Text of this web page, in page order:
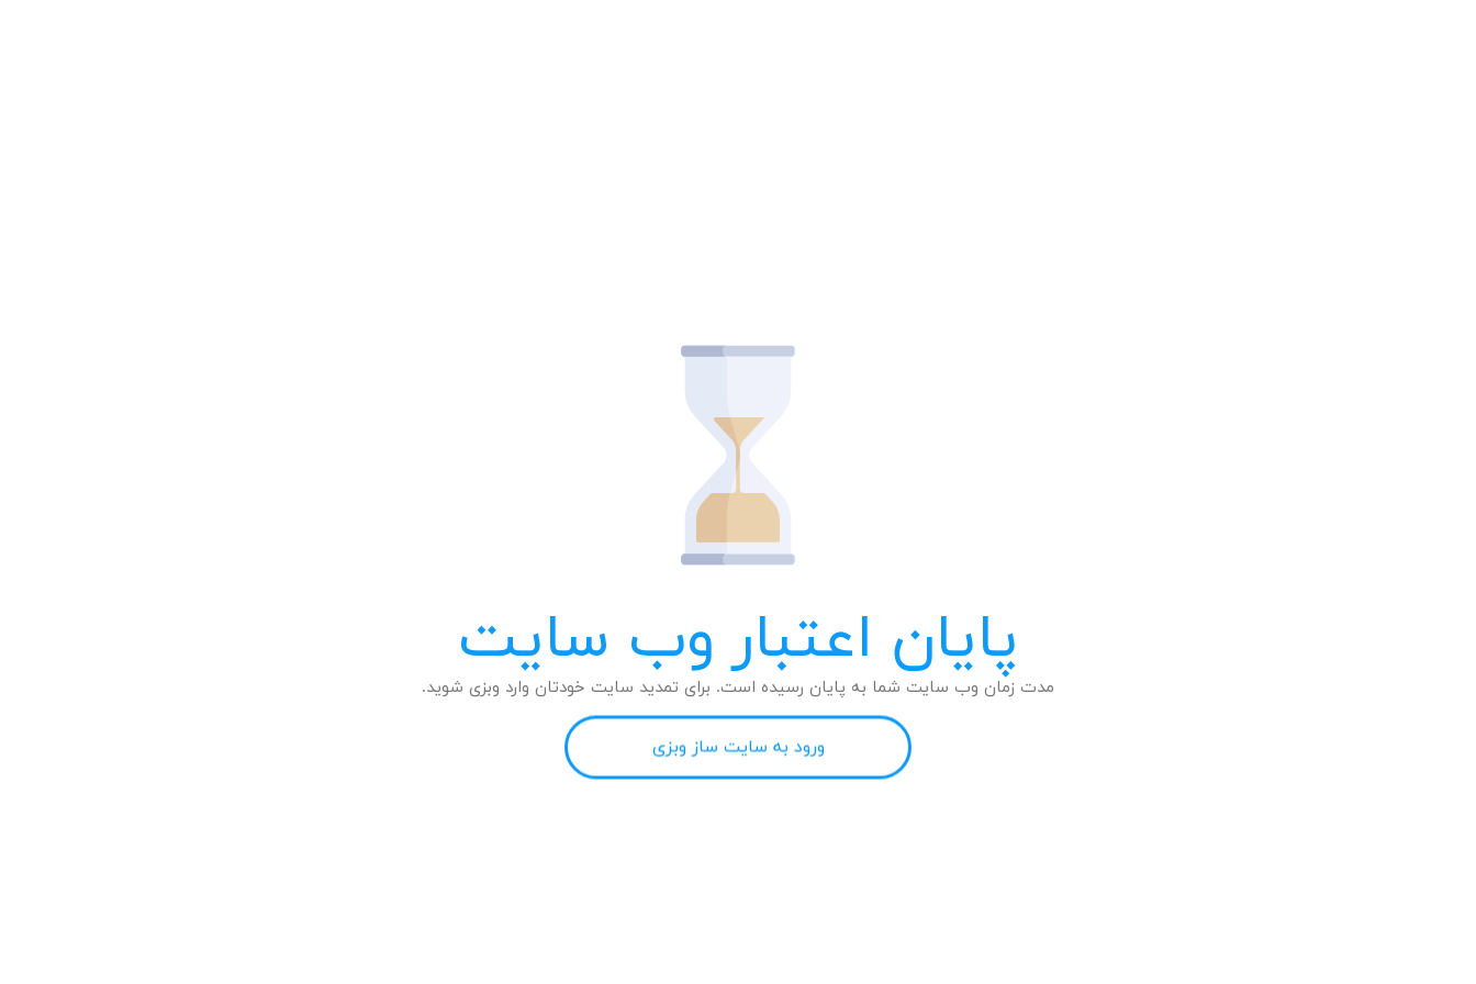
پایان اعتبار وب سایت
مدت زمان وب سایت شما به پایان رسیده است. برای تمدید سایت خودتان وارد وبزی شوید.
ورود به سایت ساز وبزی